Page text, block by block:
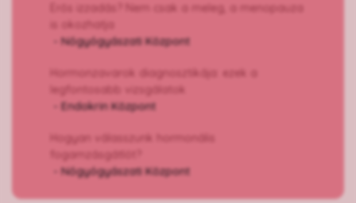
Erős izzadás? Nem csak a meleg, a menopauza
is okozhatja
- Nőgyógyászati Központ
Hormonzavarok diagnosztikája: ezek a
legfontosabb vizsgálatok
- Endokrin Központ
Hogyan válasszunk hormonális
fogamzásgátlót?
- Nőgyógyászati Központ